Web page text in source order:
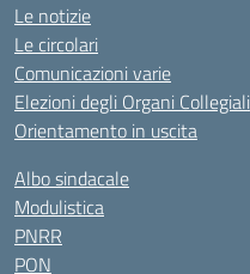
Le notizie
Le circolari
Comunicazioni varie
Elezioni degli Organi Collegiali
Orientamento in uscita
Albo sindacale
Modulistica
PNRR
PON